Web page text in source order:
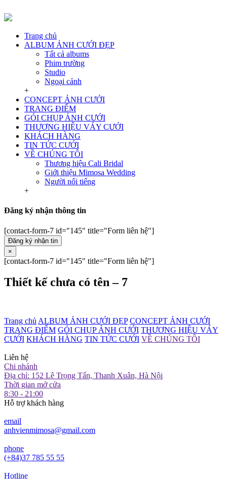
Trang chủ
ALBUM ẢNH CƯỚI ĐẸP
Tất cả albums
Phim trường
Studio
Ngoại cảnh
+
CONCEPT ẢNH CƯỚI
TRANG ĐIỂM
GÓI CHỤP ẢNH CƯỚI
THƯƠNG HIỆU VÁY CƯỚI
KHÁCH HÀNG
TIN TỨC CƯỚI
VỀ CHÚNG TÔI
Thương hiệu Cali Bridal
Giới thiệu Mimosa Wedding
Người nổi tiếng
+
Đăng ký nhận thông tin
[contact-form-7 id="145" title="Form liên hệ"]
Đăng ký nhận tin
×
[contact-form-7 id="145" title="Form liên hệ"]
Thiết kế chưa có tên – 7
Trang chủ ALBUM ẢNH CƯỚI ĐẸP CONCEPT ẢNH CƯỚI
TRANG ĐIỂM GÓI CHỤP ẢNH CƯỚI THƯƠNG HIỆU VÁY
CƯỚI KHÁCH HÀNG TIN TỨC CƯỚI VỀ CHÚNG TÔI
Liên hệ
Chi nhánh
Địa chỉ: 152 Lê Trọng Tấn, Thanh Xuân, Hà Nội
Thời gian mở cửa
8:30 - 21:00
Hỗ trợ khách hàng
email
anhvienmimosa@gmail.com
phone
(+84)37 785 55 55
Hotline